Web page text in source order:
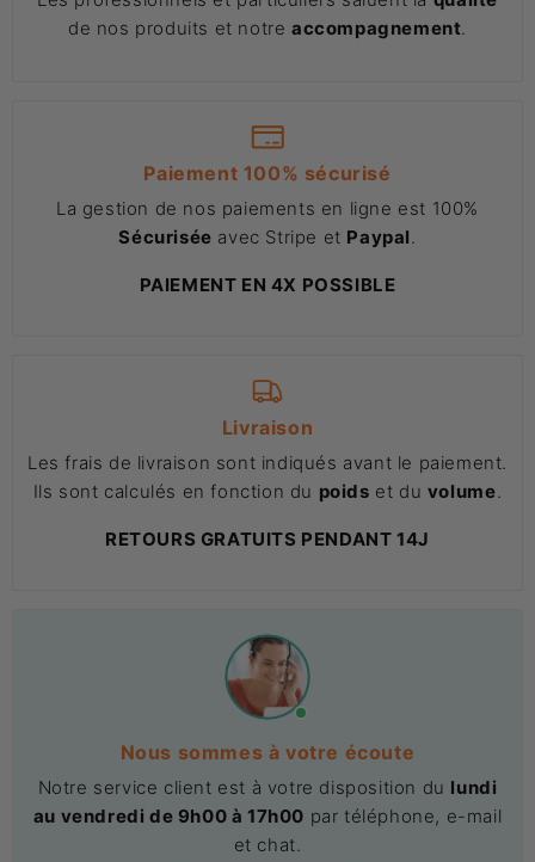
de nos produits et notre accompagnement.
Paiement 100% sécurisé
La gestion de nos paiements en ligne est 100%
Sécurisée avec Stripe et Paypal.
PAIEMENT EN 4X POSSIBLE
Livraison
Les frais de livraison sont indiqués avant le paiement.
Ils sont calculés en fonction du poids et du volume.
RETOURS GRATUITS PENDANT 14J
Nous sommes à votre écoute
Notre service client est à votre disposition du lundi
au vendredi de 9h00 à 17h00 par téléphone, e-mail
et chat.